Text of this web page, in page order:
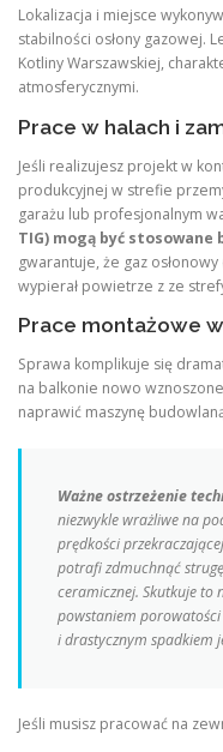
Lokalizacja i miejsce
stabilności osłony gazowej.
Kotliny Warszawskiej,
atmosferycznymi.
Prace w halach i
Jeśli realizujesz projekt w
produkcyjnej w strefie
garażu lub profesjonalnym
TIG) mogą być stosowane
gwarantuje, że gaz
wypierał powietrze z ze
Prace montażowe
Sprawa komplikuje się
na balkonie nowo
naprawić maszynę
Ważne ostrzeżenie
niezwykle wrażliwe na
prędkości
potrafi zdmuchnąć strugę
ceramicznej. Skutkuje to
powstaniem
i drastycznym spadkiem
Jeśli musisz pracować na